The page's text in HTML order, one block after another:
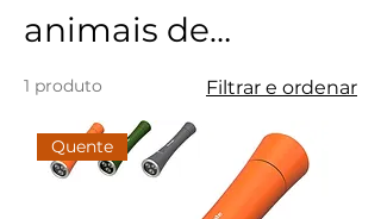
animais de
estimação
1 produto Filtrar e ordenar
Quente